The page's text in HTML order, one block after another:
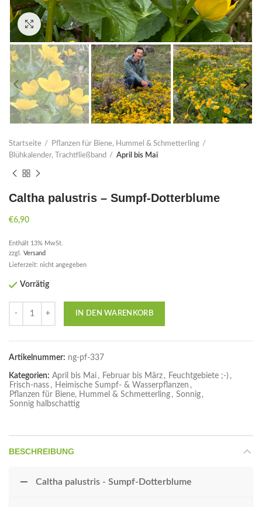
Click to enlarge
Startseite
Pflanzen für Biene, Hummel & Schmetterling
Blühkalender, Trachtfließband
April bis Mai
Caltha palustris – Sumpf-Dotterblume
€6,90
Enthält 13% MwSt.
zzgl. Versand
Lieferzeit: nicht angegeben
Vorrätig
IN DEN WARENKORB
Artikelnummer: ng-pf-337
Kategorien: April bis Mai , Februar bis März , Feuchtgebiete ;-) ,
Frisch-nass , Heimische Sumpf- & Wasserpflanzen ,
Pflanzen für Biene, Hummel & Schmetterling , Sonnig ,
Sonnig halbschattig
BESCHREIBUNG
Caltha palustris - Sumpf-Dotterblume